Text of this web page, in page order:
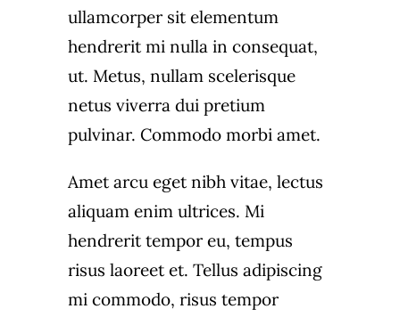
ullamcorper sit elementum
hendrerit mi nulla in consequat,
ut. Metus, nullam scelerisque
netus viverra dui pretium
pulvinar. Commodo morbi amet.
Amet arcu eget nibh vitae, lectus
aliquam enim ultrices. Mi
hendrerit tempor eu, tempus
risus laoreet et. Tellus adipiscing
mi commodo, risus tempor